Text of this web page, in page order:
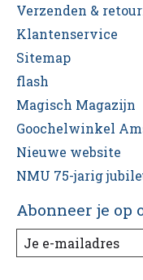
Verzenden &
Klantenservice
Sitemap
flash
Magisch Magazijn
Goochelwinkel
Nieuwe website
NMU 75-jarig
Abonneer je op